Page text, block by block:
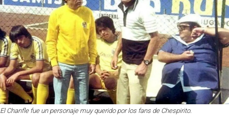
El Chanfle fue un personaje muy querido por los fans de Chespirito.